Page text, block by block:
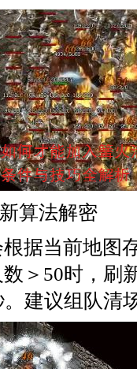
算法解密
根据当前地图
＞50时，刷
。建议组队清